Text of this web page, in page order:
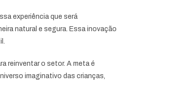
experiência que será
natural e segura. Essa inovação
reinventar o setor. A meta é
imaginativo das crianças,